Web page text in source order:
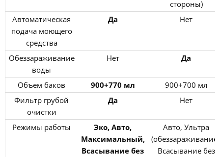
стороны)
Автоматическая
подача моющего
средства
Да Нет
Обеззараживание
воды
Нет Да
Объем баков 900+770 мл
900+700 мл
Фильтр грубой
очистки
Да Нет
Режимы работы
Эко, Авто,
Максимальный,
Всасывание без
Авто, Ультра
Всасывание без